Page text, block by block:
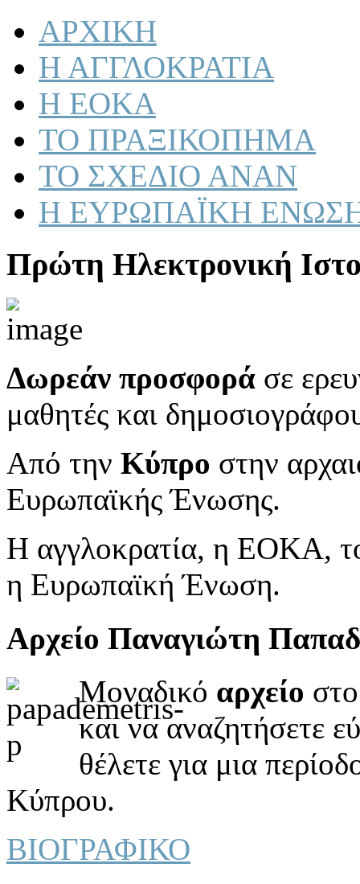
ΑΡΧΙΚΗ
Η ΑΓΓΛΟΚΡΑΤΙΑ
Η ΕΟΚΑ
ΤΟ ΠΡΑΞΙΚΟΠΗΜΑ
ΤΟ ΣΧΕΔΙΟ ΑΝΑΝ
Η ΕΥΡΩΠΑΪΚΗ
Πρώτη Ηλεκτρονική
Δωρεάν προσφορά σε
μαθητές και
Από την Κύπρο στην
Ευρωπαϊκής Ένωσης.
Η αγγλοκρατία, η ΕΟΚΑ,
η Ευρωπαϊκή Ένωση.
Αρχείο Παναγιώτη
Μοναδικό αρχείο
και να αναζητήσετε
θέλετε για μια
Κύπρου.
ΒΙΟΓΡΑΦΙΚΟ